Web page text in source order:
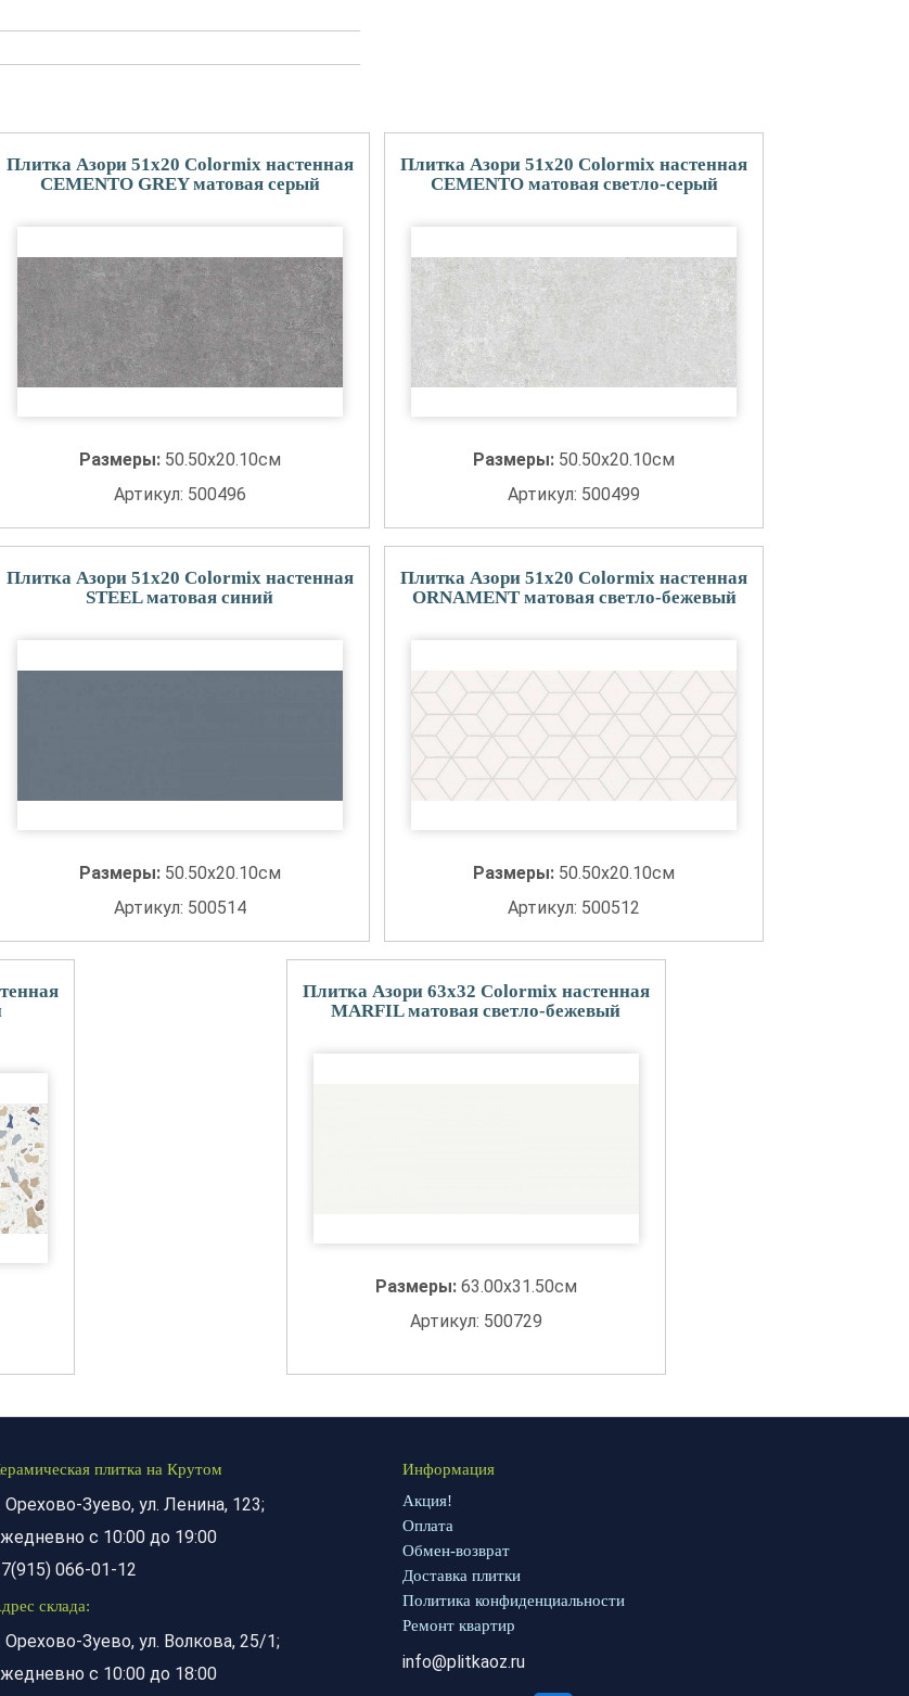
Плитка Азори 51x20 Colormix настенная
CEMENTO GREY матовая серый
Размеры: 50.50x20.10см
Артикул: 500496
Плитка Азори 51x20 Colormix настенная
CEMENTO матовая светло-серый
Размеры: 50.50x20.10см
Артикул: 500499
Плитка Азори 51x20 Colormix настенная
STEEL матовая синий
Размеры: 50.50x20.10см
Артикул: 500514
Плитка Азори 51x20 Colormix настенная
ORNAMENT матовая светло-бежевый
Размеры: 50.50x20.10см
Артикул: 500512
Плитка Азори 63x32 Colormix настенная
MARFIL матовая светло-бежевый
Размеры: 63.00x31.50см
Артикул: 500729
плитка на Крутом
Орехово-Зуево, ул. Ленина, 123;
с 10:00 до 19:00
066-01-12
склада:
Орехово-Зуево, ул. Волкова, 25/1;
с 10:00 до 18:00
Информация
Акция!
Оплата
Обмен-возврат
Доставка плитки
Политика конфиденциальности
Ремонт квартир
info@plitkaoz.ru